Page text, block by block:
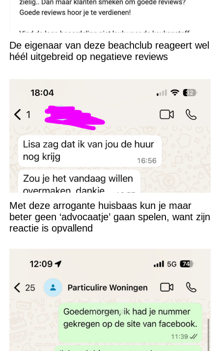
De eigenaar van deze beachclub reageert wel
héél uitgebreid op negatieve reviews
Met deze arrogante huisbaas kun je maar
beter geen ‘advocaatje’ gaan spelen, want zijn
reactie is opvallend